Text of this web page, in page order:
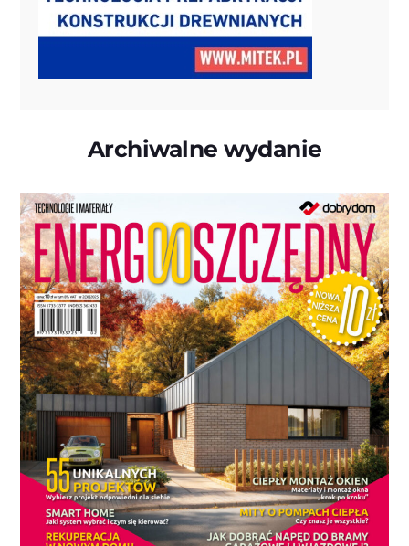
Archiwalne wydanie